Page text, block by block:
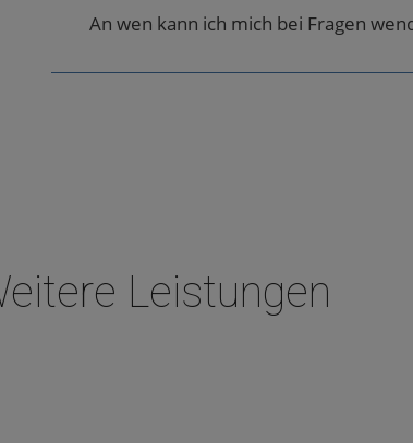
An wen kann ich mich bei Fragen
Leistungen